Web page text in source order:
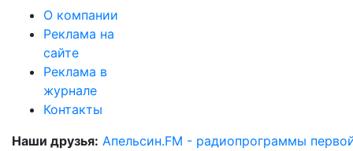
О компании
Реклама на
сайте
Реклама в
журнале
Контакты
Наши друзья: Апельсин.FM - радиопрограммы